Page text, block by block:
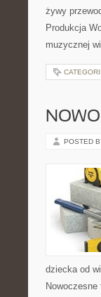
żywy
Produkcja
muzycznej
POSTED
dziecka od